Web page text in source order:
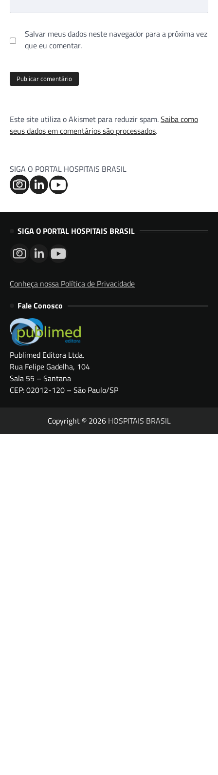
Salvar meus dados neste navegador para a próxima vez
que eu comentar.
Este site utiliza o Akismet para reduzir spam.Saiba como
seus dados em comentários são processados.
SIGA O PORTAL HOSPITAIS BRASIL
SIGA O PORTAL HOSPITAIS BRASIL
Conheça nossa Política de Privacidade
Fale Conosco
Publimed Editora Ltda.
Rua Felipe Gadelha, 104
Sala 55 – Santana
CEP: 02012-120 – São Paulo/SP
Copyright © 2026 HOSPITAIS BRASIL